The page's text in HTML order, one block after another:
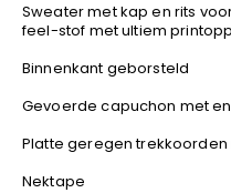
Spiro
Stanley/Stella
Sweater met kap en rits
feel-stof met ultiem
Binnenkant geborsteld
Gevoerde capuchon met
Platte geregen
Nektape